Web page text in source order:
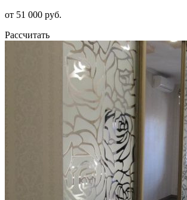
от 51 000 руб.
Рассчитать